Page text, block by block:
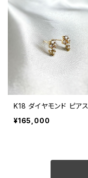
K18 ダイヤモンド ピアス
¥165,000